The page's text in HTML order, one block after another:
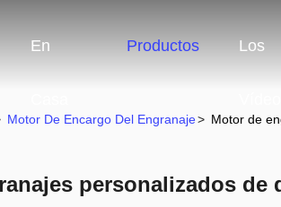
En Productos Los
Motor De Encargo Del Engranaje> Motor de
personalizados de